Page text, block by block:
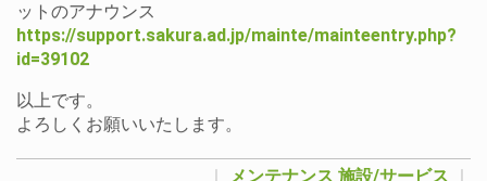
ットのアナウンス
https://support.sakura.ad.jp/mainte/mainteentry.php?
id=39102
以上です。
よろしくお願いいたします。
メンテナンス 施設/サービス